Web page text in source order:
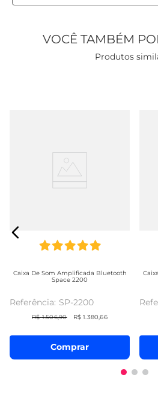
VOCÊ TAMBÉM
Produtos
Caixa De Som Amplificada Bluetooth
Space 2200
SP-2200
R$ 1.506,90 R$ 1.380,66
Comprar